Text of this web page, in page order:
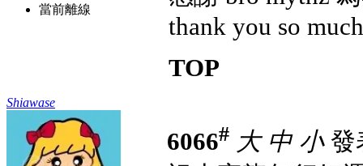
當前離線
thank you so
TOP
Shiawase
6066# 大 中 小發